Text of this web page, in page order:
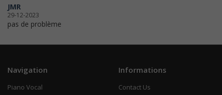
JMR
29-12-2023
pas de problème
Navigation
Piano Vocal
Informations
Contact Us